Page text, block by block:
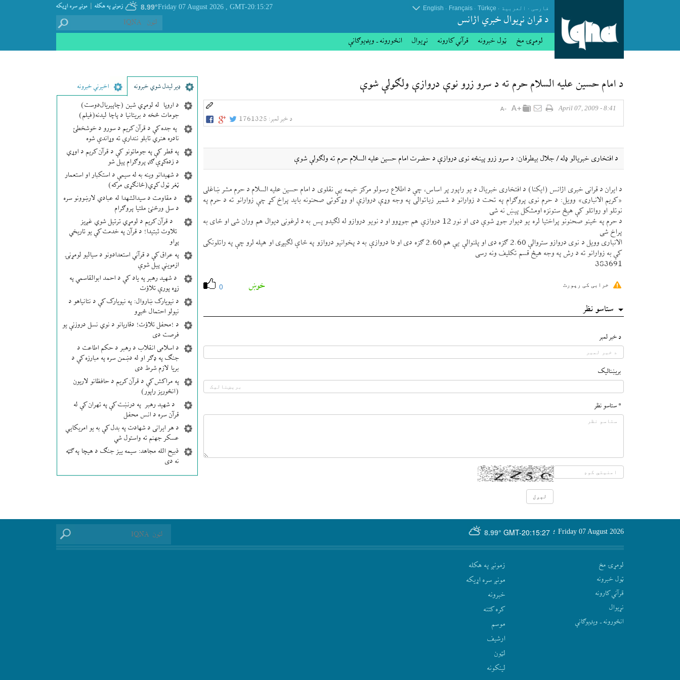
مونږ سره اړيکه | زمونږ په هکله 8.99° GMT-20:15:27
, Friday 07 August 2026 فارسی . العربیة .
Türkçe
.
Français
.
English
د قران نړيوال خبري اژانس
لومړۍ مخ ټول خبرونه قرآني کارونه نړيوال انځورونه ـ ویډیوګانې
ډير لیدل شوي خبرونه اخیرني خبرونه
د اروپا له لومړي شین (چاپېریال‌دوست)
جومات څخه د بریتانیا د پاچا لیدنه(فیلم)
په جده کې د قرآن کریم د سورو د خوشخطئ
نادره هنري تابلو نندارې ته وړاندې شوه
په قطر کې په جوماتونو کې د قرآن کریم د اوړي
د زده‌کړې ګډ پروګرام پیل شو
د شهیدانو وینه به له سیمې د استکبار او استعمار
ټغر ټول کړي(ځانګړی مرکه)
د مقاومت د سیدالشهدا له عبادي لارښوونو سره
د سل ورځنئ ملتیا پروګرام
د قرآن کریم د لومړي ترتیل شوي غږیز
تلاوت ثبتیدا؛ د قرآن په خدمت کې یو تاریخي
پړاو
په عراق کې د قرآني استعدادونو د سیالیو لومړنۍ
ازموینې پیل شوې
د شهید رهبر په یاد کې د احمد ابوالقاسمي په
زړه پورې تلاؤت
د نیویارک ښاروال: په نیویارک کې د نتانیاهو د
نیولو احتمال څېړو
د ؛محفل تلاؤت؛ دقاریانو د نوي نسل دروزنې یو
فرصت دی
د اسلامی انقلاب د رهبر د حکم اطاعت د
جنګ په ډګر او له دښمن سره په مبارزه کې د
بریا لازم شرط دی
په مراکش کې د قرآن کریم د حافظانو لاریون
(انځوریز راپور)
د شهید رهبر په درنښت کې په تهران کې له
قرآن سره د انس محفل
د هر ایرانی د شهادت په بدل کې به یو امریکایي
عسکر جهنم ته واستول شي
ذبیح الله مجاهد: سیمه ییز جنګ د هیچا په ګټه
نه دی
د امام حسين عليه السلام حرم ته د سرو زرو نوې دروازې ولګولې شوې
8:41 - April 07, 2009
د خبر لمبر: 1761325
د افتخاری خبريالو ډله / جلال بيطرفان: د سرو زرو پينځه نوی دروازې د حضرت امام حسين عليه السلام حرم ته ولګولې شوې
د ايران د قرانی خبری اژانس (ايكنا) د افتخاری خبريال د يو راپور پر اساس، چې د اطلاع رسولو مركز خيمه یې نقلوی د امام حسين عليه السلام د حرم مشر ښاغلی
«كريم الانباری» وويل: د حرم نوی پروګرام په تحت د زوارانو د شمير زياتوالی په وجه وړې دروازې او وړكوتی صحنونه بايد پراخ كړ چې زوارانو ته د حرم په
نوتلو او رواتلو كې هیڅ ستونزه اومشكل پیښ نه شی
د حرم په ځينو صحنونو پراختيا لره يو ديوار جوړ شوې دی او نور 12 دروازې هم جوړوو او د نويو دروازو له لګيدو پس به د لرغونی ديوال هم وران شی او ځای به
پراخ شی
الانباری وويل د نوی دروازو ستروالې 2.60 ګزه دی او پلنوالې یې هم 2.60 ګزه دی او دا دروازې به د پخوانيو دروازو په ځاې لګیږی او هيله لرو چې په راتلونكی
كې به زوارانو ته د رش په وجه هیڅ قسم تكليف ونه رسی
383691
0 خوښ خرابی کی رپورٹ
ستاسو نظر
د خبر لمبر
بريښناليک
* ستاسو نظر
GMT-20:15:27
8.99° Friday 07 August 2026 ؛
لومړۍ مخ
ټول خبرونه
قرآني کارونه
نړيوال
انځورونه ـ ویډیوګانې
زمونږ په هکله
مونږ سره اړيکه
‫خبرونه
کره کتنه
موسم
ارشيف
لټون
لينکونه